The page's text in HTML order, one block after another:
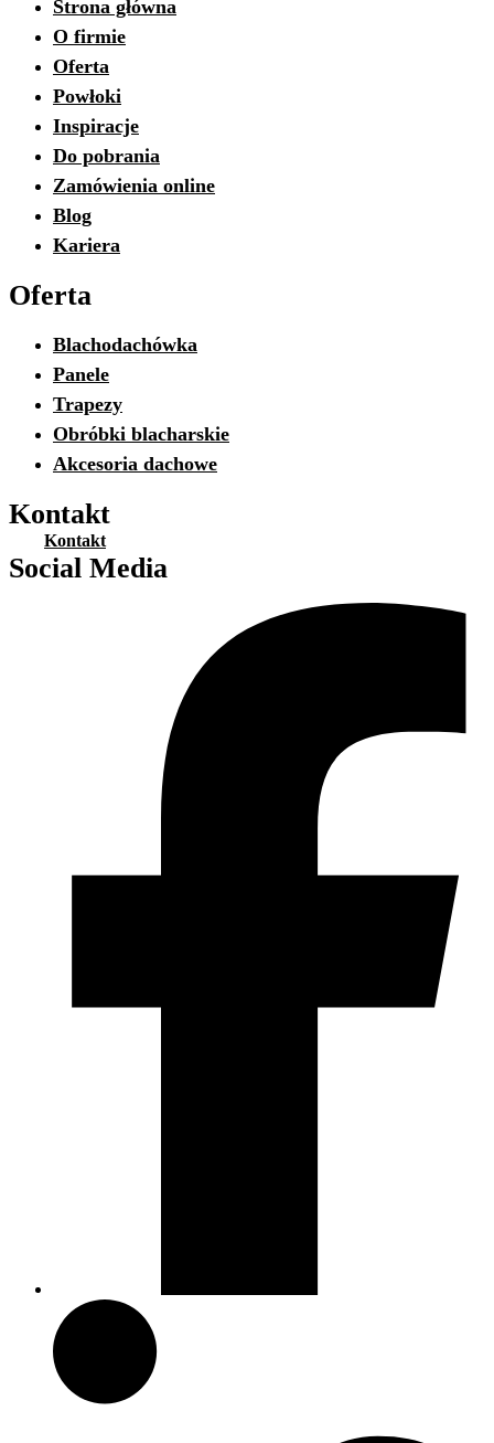
Strona główna
O firmie
Oferta
Powłoki
Inspiracje
Do pobrania
Zamówienia online
Blog
Kariera
Oferta
Blachodachówka
Panele
Trapezy
Obróbki blacharskie
Akcesoria dachowe
Kontakt
Kontakt
Social Media